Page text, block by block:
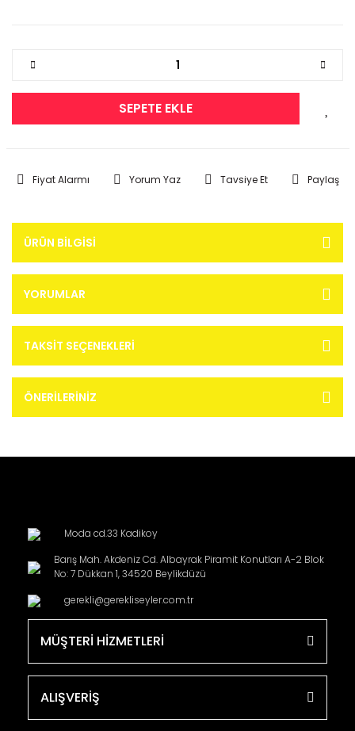
SEPETE EKLE
Fiyat Alarmı Yorum Yaz Tavsiye Et Paylaş
ÜRÜN BILGISI
YORUMLAR
TAKSIT SEÇENEKLERI
ÖNERILERINIZ
Moda cd.33 Kadikoy
Barış Mah. Akdeniz Cd. Albayrak Piramit Konutları A-2 Blok
No: 7 Dükkan 1, 34520 Beylikdüzü
gerekli@gerekliseyler.com.tr
MÜŞTERİ HİZMETLERİ
ALIŞVERİŞ